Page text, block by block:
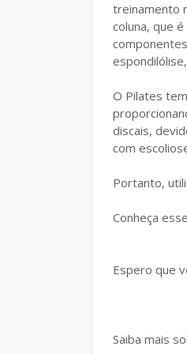
treinamento
coluna, que
O Pilates
discais,
com
Portanto,
Conheça esse
Espero que
Saiba mais